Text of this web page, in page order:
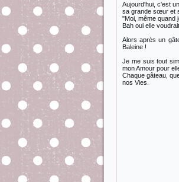
Aujourd'hui, c'est
sa grande sœur et
"Moi, même quand
Bah oui elle
Alors après un
Baleine !
Je me suis tout
mon Amour pour
Chaque gâteau,
nos Vies.